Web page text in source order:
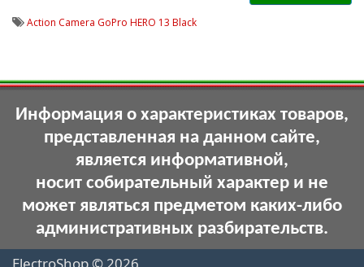
Action Camera GoPro HERO 13 Black
Информация о характеристиках товаров,
представленная на данном сайте,
является информативной,
носит собирательный характер и не
может являться предметом каких-либо
административных разбирательств.